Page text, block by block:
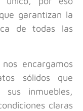
garantizan la
de todas las
encargamos
sólidos que
inmuebles,
claras